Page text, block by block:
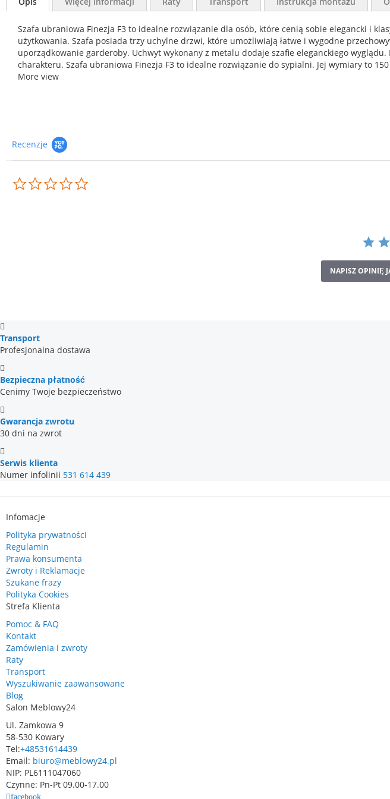
Szafa ubraniowa Finezja F3 to idealne rozwiązanie dla osób, które cenią sobie elegancki i
użytkowania. Szafa posiada trzy uchylne drzwi, które umożliwiają łatwe i wygodne
uporządkowanie garderoby. Uchwyt wykonany z metalu dodaje szafie eleganckiego
charakteru. Szafa ubraniowa Finezja F3 to idealne rozwiązanie do sypialni. Jej wymiary to
More view
Recenzje
NAPISZ OPINIĘ
Transport
Profesjonalna dostawa
Bezpieczna płatność
Cenimy Twoje bezpieczeństwo
Gwarancja zwrotu
30 dni na zwrot
Serwis klienta
Numer infolinii 531 614 439
Infomacje
Polityka prywatności
Regulamin
Prawa konsumenta
Zwroty i Reklamacje
Szukane frazy
Polityka Cookies
Strefa Klienta
Pomoc & FAQ
Kontakt
Zamówienia i zwroty
Raty
Transport
Wyszukiwanie zaawansowane
Blog
Salon Meblowy24
Ul. Zamkowa 9
58-530 Kowary
Tel:+48531614439
Email: biuro@meblowy24.pl
NIP: PL6111047060
Czynne: Pn-Pt 09.00-17.00
facebook